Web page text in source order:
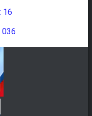
16
036